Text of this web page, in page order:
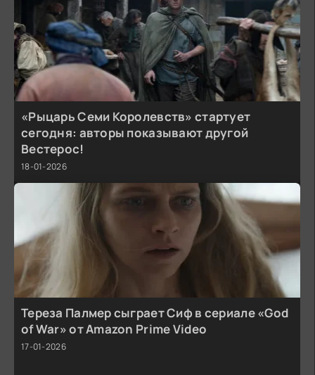
«Рыцарь Семи Королевств» стартует
сегодня: авторы показывают другой
Вестерос!
18-01-2026
Тереза Палмер сыграет Сиф в сериале «God
of War» от Amazon Prime Video
17-01-2026